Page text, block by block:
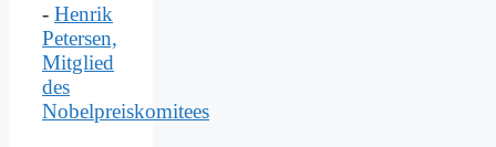
- Henrik
Petersen,
Mitglied
des
Nobelpreiskomitees